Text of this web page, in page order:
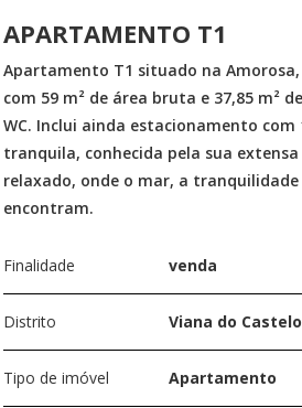
APARTAMENTO T1
Apartamento T1 situado na Amorosa,
com 59 m² de área bruta e 37,85 m²
WC. Inclui ainda estacionamento com
tranquila, conhecida pela sua
relaxado, onde o mar, a
encontram.
Finalidade venda
Distrito Viana do Castelo
Tipo de imóvel Apartamento